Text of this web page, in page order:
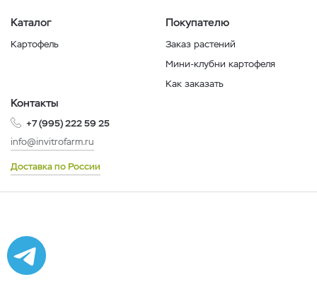
Каталог
Картофель
Покупателю
Заказ растений
Мини-клубни картофеля
Как заказать
Контакты
+7 (995) 222 59 25
info@invitrofarm.ru
Доставка по России